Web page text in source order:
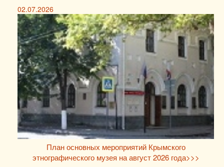
02.07.2026
План основных мероприятий Крымского
этнографического музея на август 2026 года>>>